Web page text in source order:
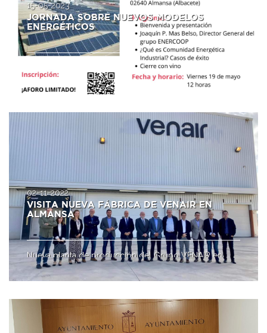
15-05-2023
JORNADA SOBRE NUEVOS MODELOS
ENERGÉTICOS
02-11-2022
VISITA NUEVA FÁBRICA DE VENAIR EN
ALMANSA
Nueva planta de producción del Grupo VENAIR en
nuestro Polígono Industrial El Mugrón